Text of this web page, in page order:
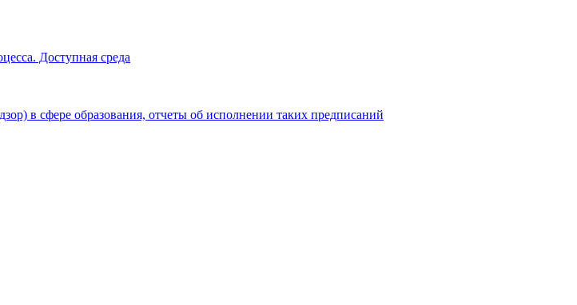
Доступная среда
в сфере образования, отчеты об исполнении таких предписаний